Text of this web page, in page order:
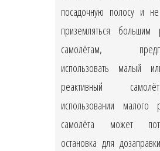
посадочную полосу и
приземляться большим
самолётам,
использовать малый
реактивный
использовании малого
самолёта может
остановка для